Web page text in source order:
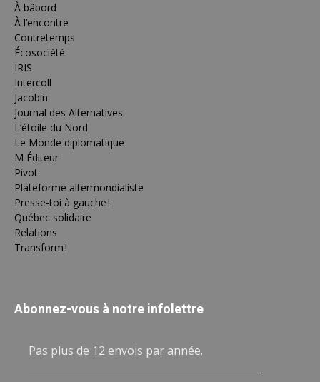
À bâbord
À l’encontre
Contretemps
Écosociété
IRIS
Intercoll
Jacobin
Journal des Alternatives
L’étoile du Nord
Le Monde diplomatique
M Éditeur
Pivot
Plateforme altermondialiste
Presse-toi à gauche !
Québec solidaire
Relations
Transform !
Abonnez-vous à notre infolettre
Pas plus de 12 envois par année.